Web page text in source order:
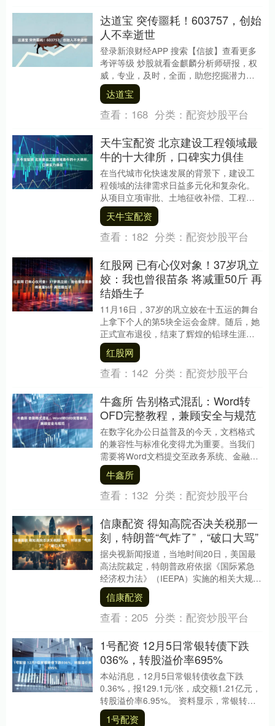
达道宝 突传噩耗！603757，创始
人不幸逝世
登录新浪财经APP 搜索【信披】查看更多
考评等级 炒股就看金麒麟分析师研报，权
威，专业，及时，全面，助您挖掘潜力主
题机会！ 【导读】大元泵业实控人之一韩
元再不幸....
达道宝
查看： 168 分类： 配资炒股平台
天牛宝配资 北京建设工程领域最
牛的十大律所，口碑实力俱佳
在当代城市化快速发展的背景下，建设工
程领域的法律需求日益多元化和复杂化。
从项目立项审批、土地征收补偿、工程招
投标，到施工合同履行、工程质量监管、
工程款结算等各个....
天牛宝配资
查看： 182 分类： 配资炒股平台
红股网 已有心仪对象！37岁巩立
姣：我也曾很苗条 将减重50斤 再
结婚生子
11月16日，37岁的巩立姣在十五运的舞台
上拿下个人的第5块全运会金牌。随后，她
正式宣布退役，结束了辉煌的铅球生涯。
接下来，巩立姣将努力做一个普通的女
性。 巩立....
红股网
查看： 142 分类： 配资炒股平台
牛鑫所 告别格式混乱：Word转
OFD完整教程，兼顾安全与规范
在数字化办公日益普及的今天，文档格式
的兼容性与标准化变得尤为重要。当我们
需要将Word文档提交至政务系统、金融平
台或进行电子档案归档时，OFD（版式文
档格式）作....
牛鑫所
查看： 132 分类： 配资炒股平台
信康配资 得知高院否决关税那一
刻，特朗普“气炸了”，“破口大骂”
据央视新闻报道，当地时间20日，美国最
高法院裁定，特朗普政府依据《国际紧急
经济权力法》（IEEPA）实施的相关大规模
关税措施缺乏明确法律授权。 当天，就在
美国总....
信康配资
查看： 205 分类： 配资炒股平台
1号配资 12月5日常银转债下跌
036%，转股溢价率695%
本站消息，12月5日常银转债收盘下跌
0.36%，报129.1元/张，成交额1.21亿元，
转股溢价率6.95%。 资料显示，常银转债
信用级别为“AAA”，债券期限....
1号配资